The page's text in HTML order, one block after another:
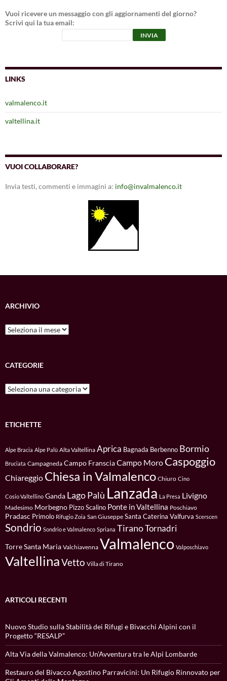
Vuoi ricevere un messaggio con gli aggiornamenti del giorno?
Scrivi qui la tua email:
LINKS
valmalenco.it
valtellina.it
VUOI COLLABORARE?
Invia testi, commenti e immagini a: info@invalmalenco.it
ARCHIVIO
Archivio
CATEGORIE
Categorie
ETICHETTE
Alpe Bracia Alpe Palù Alta Valtellina Aprica Bagnada Berbenno Bormio
Bruciata Campagneda Campo FransciaCampo Moro Caspoggio
Chiareggio Chiesa in Valmalenco Chiuro Cino
Cosio Valtellino Ganda Lago Palù Lanzada La Presa Livigno
Madesimo Morbegno Pizzo Scalino Ponte in Valtellina Poschiavo
Pradasc Primolo Rifugio Zoia San Giuseppe Santa Caterina Valfurva Scerscen
Sondrio Sondrio e Valmalenco Spriana TiranoTornadri
Torre Santa Maria Valchiavenna Valmalenco Valposchiavo
ValtellinaVetto Villa di Tirano
ARTICOLI RECENTI
Nuovo Studio sulla Stabilità dei Rifugi e Bivacchi Alpini con il
Progetto “RESALP”
Alta Via della Valmalenco: Un’Avventura tra le Alpi Lombarde
Restauro del Bivacco Agostino Parravicini: Un Rifugio Rinnovato per